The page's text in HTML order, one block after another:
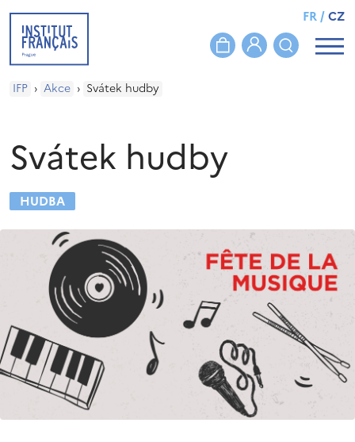
FR/CZ
IFP › Akce › Svátek hudby
Svátek hudby
HUDBA